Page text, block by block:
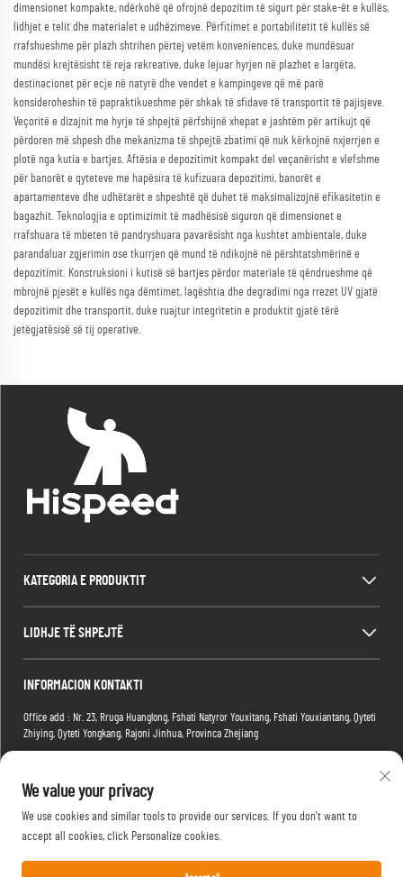
dimensionet kompakte, ndërkohë që ofrojnë depozitim të sigurt për stake-ët e kullës,
lidhjet e telit dhe materialet e udhëzimeve. Përfitimet e portabilitetit të kullës së
rrafshueshme për plazh shtrihen përtej vetëm konveniences, duke mundësuar
mundësi krejtësisht të reja rekreative, duke lejuar hyrjen në plazhet e largëta,
destinacionet për ecje në natyrë dhe vendet e kampingeve që më parë
konsideroheshin të papraktikueshme për shkak të sfidave të transportit të pajisjeve.
Veçoritë e dizajnit me hyrje të shpejtë përfshijnë xhepat e jashtëm për artikujt që
përdoren më shpesh dhe mekanizma të shpejtë zbatimi që nuk kërkojnë nxjerrjen e
plotë nga kutia e bartjes. Aftësia e depozitimit kompakt del veçanërisht e vlefshme
për banorët e qyteteve me hapësira të kufizuara depozitimi, banorët e
apartamenteve dhe udhëtarët e shpeshtë që duhet të maksimalizojnë efikasitetin e
bagazhit. Teknologjia e optimizimit të madhësisë siguron që dimensionet e
rrafshuara të mbeten të pandryshuara pavarësisht nga kushtet ambientale, duke
parandaluar zgjerimin ose tkurrjen që mund të ndikojnë në përshtatshmërinë e
depozitimit. Konstruksioni i kutisë së bartjes përdor materiale të qëndrueshme që
mbrojnë pjesët e kullës nga dëmtimet, lagështia dhe degradimi nga rrezet UV gjatë
depozitimit dhe transportit, duke ruajtur integritetin e produktit gjatë tërë
jetëgjatësisë së tij operative.
KATEGORIA E PRODUKTIT
LIDHJE TË SHPEJTË
INFORMACION KONTAKTI
Office add : Nr. 23, Rruga Huanglong, Fshati Natyror Youxitang, Fshati Youxiantang, Qyteti
Zhiying, Qyteti Yongkang, Rajoni Jinhua, Provinca Zhejiang
Email: [email protected]
We value your privacy
We use cookies and similar tools to provide our services. If you don't want to
accept all cookies, click Personalize cookies.